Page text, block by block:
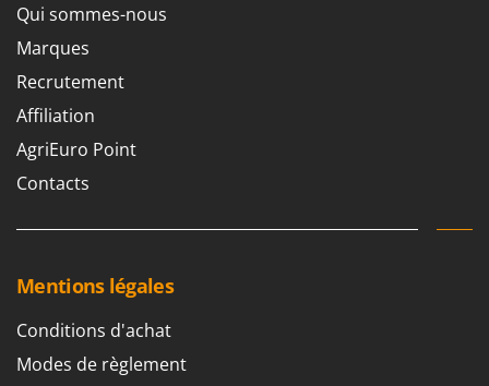
Qui sommes-nous
Marques
Recrutement
Affiliation
AgriEuro Point
Contacts
Mentions légales
Conditions d'achat
Modes de règlement